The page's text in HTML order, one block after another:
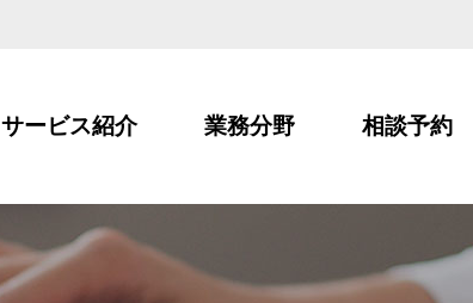
サービス紹介 業務分野 相談予約